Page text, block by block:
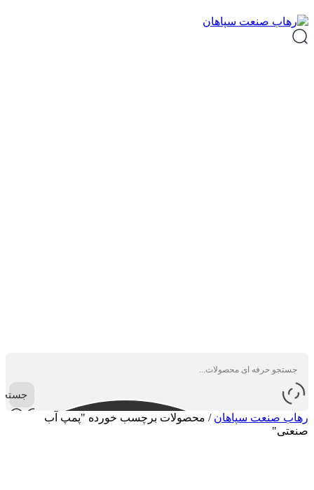
رهاب صنعت سپاهان / محصولات برچسب خورده "پمپ آب
صنعتی"